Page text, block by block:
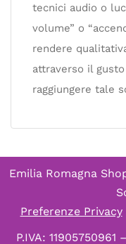
tecnici audio o
volume” o
rendere
attraverso il
raggiungere tale
Emilia Romagna
Preferenze Privacy
P.IVA: